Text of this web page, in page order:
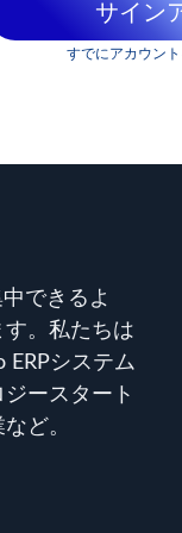
サイン
すでにアカウン
できるよ
。私たちは
システム
ースタート
ど。